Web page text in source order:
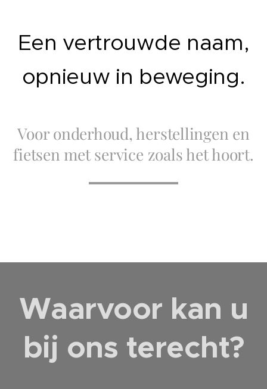
Een vertrouwde naam,
opnieuw in beweging.
Voor onderhoud, herstellingen en
fietsen met service zoals het hoort.
Waarvoor kan u
bij ons terecht?